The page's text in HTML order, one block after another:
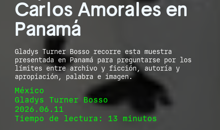
Carlos Amorales en
Panamá
Gladys Turner Bosso recorre esta muestra
presentada en Panamá para preguntarse por los
límites entre archivo y ficción, autoría y
apropiación, palabra e imagen.
México
Gladys Turner Bosso
2026.06.11
Tiempo de lectura: 13 minutos